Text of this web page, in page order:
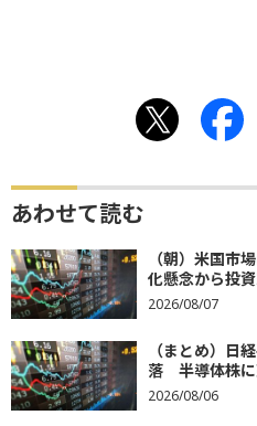
あわせて読む
（朝）米国市
化懸念から投
2026/08/07
（まとめ）日
落 半導体株に
2026/08/06